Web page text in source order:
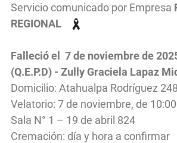
Servicio comunicado por Empresa
REGIONAL
Falleció el 7 de noviembre de
(Q.E.P.D) - Zully Graciela Lapaz
Domicilio: Atahualpa Rodríguez
Velatorio: 7 de noviembre, de
Sala N° 1 – 19 de abril 824
Cremación: día y hora a confirmar